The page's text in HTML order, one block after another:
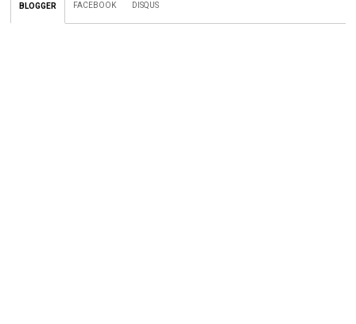
BLOGGER FACEBOOK DISQUS